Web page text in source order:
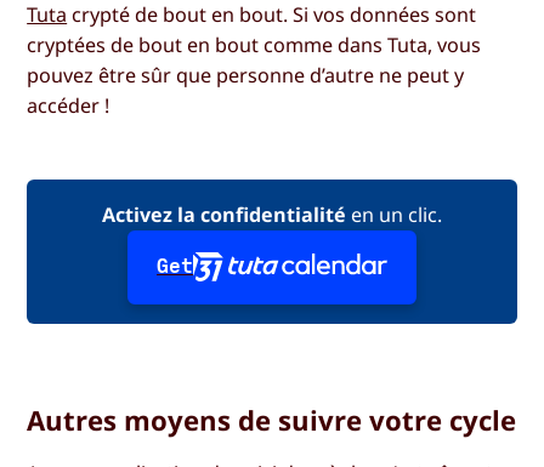
Tuta crypté de bout en bout. Si vos données sont
cryptées de bout en bout comme dans Tuta, vous
pouvez être sûr que personne d’autre ne peut y
accéder !
Activez la confidentialité en un clic.
Get
Autres moyens de suivre votre cycle